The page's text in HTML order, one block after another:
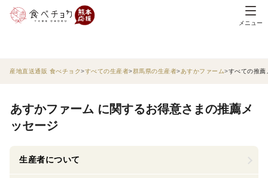
メニュー
産地直送通販 食べチョク すべての生産者 群馬県の生産者 あすかファーム すべての推薦
あすかファーム に関するお得意さまの推薦メ
ッセージ
生産者について